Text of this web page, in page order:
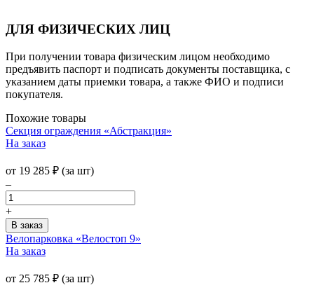
ДЛЯ ФИЗИЧЕСКИХ ЛИЦ
При получении товара физическим лицом необходимо
предъявить паспорт и подписать документы поставщика, с
указанием даты приемки товара, а также ФИО и подписи
покупателя.
Похожие товары
Секция ограждения «Абстракция»
На заказ
от 19 285 ₽ (за шт)
–
+
Велопарковка «Велостоп 9»
На заказ
от 25 785 ₽ (за шт)